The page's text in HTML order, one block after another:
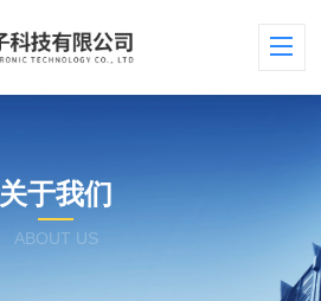
关于我们
ABOUT US